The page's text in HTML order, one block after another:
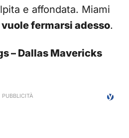
e affondata. Miami
vuole fermarsi adesso.
– Dallas Mavericks